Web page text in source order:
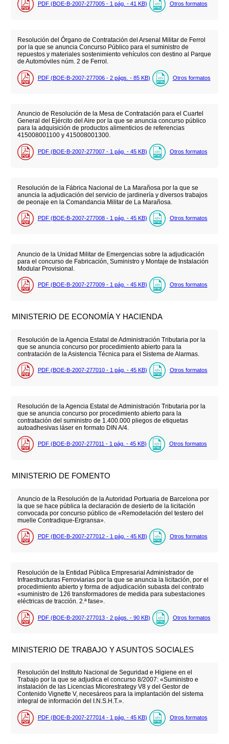
PDF (BOE-B-2007-277005 - 1 pág. - 41 KB) Otros formatos
Resolución del Órgano de Contratación del Arsenal Militar de Ferrol
por la que se anuncia Concurso Público para el suministro de
repuestos y materiales sostenimiento vehículos con destino al Parque
de Automóviles núm. 2 de Ferrol.
PDF (BOE-B-2007-277006 - 2 págs. - 85 KB) Otros formatos
Anuncio de Resolución de la Mesa de Contratación para el Cuartel
General del Ejército del Aire por la que se anuncia concurso público
para la adquisición de productos alimenticios de referencias
415008001100 y 415008001300.
PDF (BOE-B-2007-277007 - 1 pág. - 45 KB) Otros formatos
Resolución de la Fábrica Nacional de La Marañosa por la que se
anuncia la adjudicación del servicio de jardinería y diversos trabajos
de peonaje en la Comandancia Militar de La Marañosa.
PDF (BOE-B-2007-277008 - 1 pág. - 45 KB) Otros formatos
Anuncio de la Unidad Militar de Emergencias sobre la adjudicación
para el concurso de Fabricación, Suministro y Montaje de Instalación
Modular Provisional.
PDF (BOE-B-2007-277009 - 1 pág. - 45 KB) Otros formatos
MINISTERIO DE ECONOMÍA Y HACIENDA
Resolución de la Agencia Estatal de Administración Tributaria por la
que se anuncia concurso por procedimiento abierto para la
contratación de la Asistencia Técnica para el Sistema de Alarmas.
PDF (BOE-B-2007-277010 - 1 pág. - 45 KB) Otros formatos
Resolución de la Agencia Estatal de Administración Tributaria por la
que se anuncia concurso por procedimiento abierto para la
contratación del suministro de 1.400.000 pliegos de etiquetas
autoadhesivas láser en formato DIN A/4.
PDF (BOE-B-2007-277011 - 1 pág. - 45 KB) Otros formatos
MINISTERIO DE FOMENTO
Anuncio de la Resolución de la Autoridad Portuaria de Barcelona por
la que se hace pública la declaración de desierto de la licitación
convocada por concurso público de «Remodelación del testero del
muelle Contradique-Ergransa».
PDF (BOE-B-2007-277012 - 1 pág. - 45 KB) Otros formatos
Resolución de la Entidad Pública Empresarial Administrador de
Infraestructuras Ferroviarias por la que se anuncia la licitación, por el
procedimiento abierto y forma de adjudicación subasta del contrato
«suministro de 126 transformadores de medida para subestaciones
eléctricas de tracción. 2.ª fase».
PDF (BOE-B-2007-277013 - 2 págs. - 90 KB) Otros formatos
MINISTERIO DE TRABAJO Y ASUNTOS SOCIALES
Resolución del Instituto Nacional de Seguridad e Higiene en el
Trabajo por la que se adjudica el concurso 8/2007: «Suministro e
instalación de las Licencias Micorestrategy V8 y del Gestor de
Contenido Vignette V, necesáreos para la implantación del sistema
integral de información del I.N.S.H.T.».
PDF (BOE-B-2007-277014 - 1 pág. - 45 KB) Otros formatos